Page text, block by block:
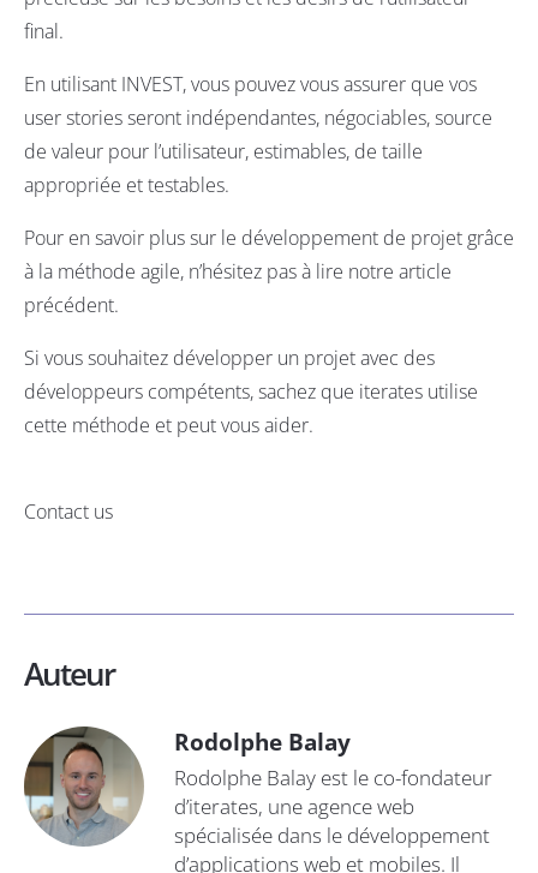
final.
En utilisant INVEST, vous pouvez vous assurer que vos
user stories seront indépendantes, négociables, source
de valeur pour l’utilisateur, estimables, de taille
appropriée et testables.
Pour en savoir plus sur le développement de projet grâce
à la méthode agile, n’hésitez pas à lire notre article
précédent.
Si vous souhaitez développer un projet avec des
développeurs compétents, sachez que iterates utilise
cette méthode et peut vous aider.
Contact us
Auteur
Rodolphe Balay
Rodolphe Balay est le co-fondateur
d’iterates, une agence web
spécialisée dans le développement
d’applications web et mobiles. Il